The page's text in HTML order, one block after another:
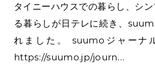
タイニーハウスでの暮らし、シンプルに、ミニマムに生き
る暮らしが日テレに続き、
れました。 suumoジャーナ
https://suumo.jp/journ…